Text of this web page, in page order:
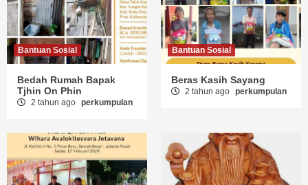
Bantuan Sosial
Bedah Rumah Bapak
Tjhin On Phin
2 tahun ago perkumpulan
Bantuan Sosial
Beras Kasih Sayang
2 tahun ago perkumpulan